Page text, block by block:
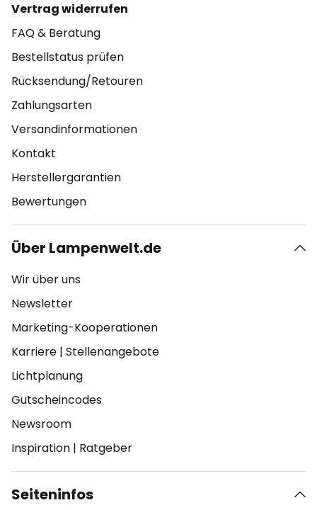
Vertrag widerrufen
FAQ & Beratung
Bestellstatus prüfen
Rücksendung/Retouren
Zahlungsarten
Versandinformationen
Kontakt
Herstellergarantien
Bewertungen
Über Lampenwelt.de
Wir über uns
Newsletter
Marketing-Kooperationen
Karriere | Stellenangebote
Lichtplanung
Gutscheincodes
Newsroom
Inspiration | Ratgeber
Seiteninfos